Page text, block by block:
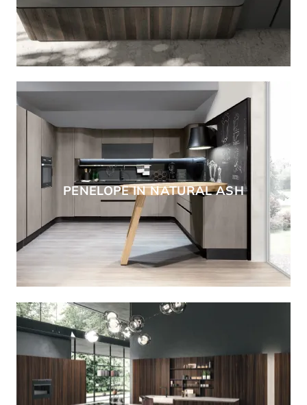
PENELOPE IN NATURAL ASH